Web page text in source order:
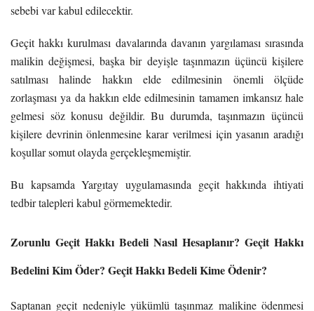
sebebi var kabul edilecektir.
Geçit hakkı kurulması davalarında davanın yargılaması sırasında
malikin değişmesi, başka bir deyişle taşınmazın üçüncü kişilere
satılması halinde hakkın elde edilmesinin önemli ölçüde
zorlaşması ya da hakkın elde edilmesinin tamamen imkansız hale
gelmesi söz konusu değildir. Bu durumda, taşınmazın üçüncü
kişilere devrinin önlenmesine karar verilmesi için yasanın aradığı
koşullar somut olayda gerçekleşmemiştir.
Bu kapsamda Yargıtay uygulamasında geçit hakkında ihtiyati
tedbir talepleri kabul görmemektedir.
Zorunlu Geçit Hakkı Bedeli Nasıl Hesaplanır? Geçit Hakkı
Bedelini Kim Öder? Geçit Hakkı Bedeli Kime Ödenir?
Saptanan geçit nedeniyle yükümlü taşınmaz malikine ödenmesi